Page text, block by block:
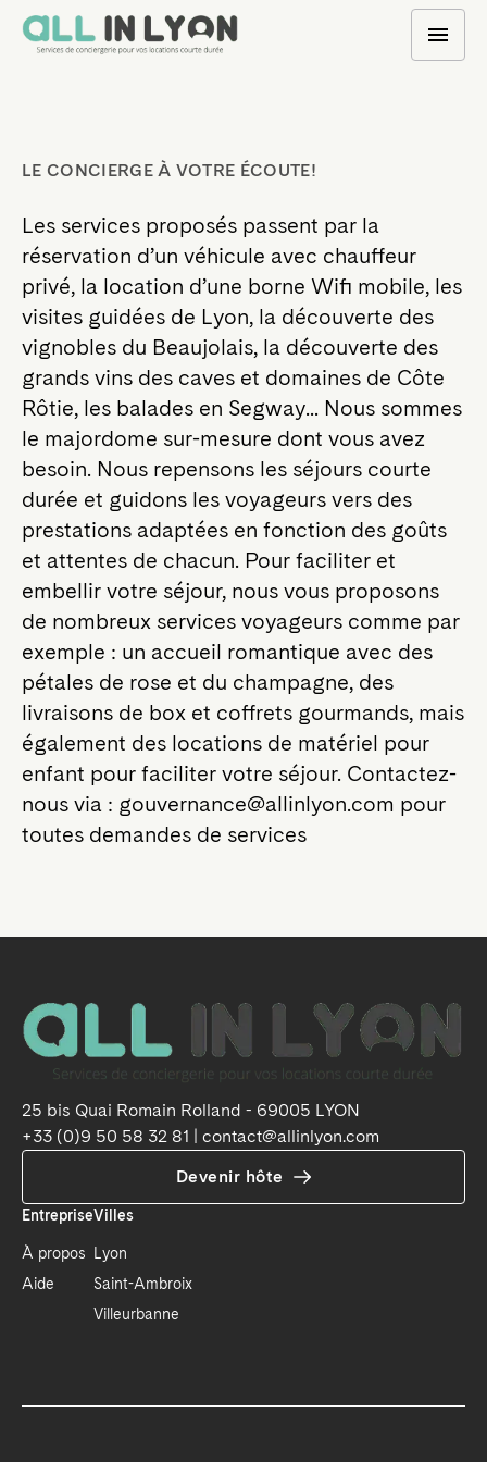
LE CONCIERGE À VOTRE ÉCOUTE!
Les services proposés passent par la
réservation d’un véhicule avec chauffeur
privé, la location d’une borne Wifi mobile, les
visites guidées de Lyon, la découverte des
vignobles du Beaujolais, la découverte des
grands vins des caves et domaines de Côte
Rôtie, les balades en Segway... Nous sommes
le majordome sur-mesure dont vous avez
besoin. Nous repensons les séjours courte
durée et guidons les voyageurs vers des
prestations adaptées en fonction des goûts
et attentes de chacun. Pour faciliter et
embellir votre séjour, nous vous proposons
de nombreux services voyageurs comme par
exemple : un accueil romantique avec des
pétales de rose et du champagne, des
livraisons de box et coffrets gourmands, mais
également des locations de matériel pour
enfant pour faciliter votre séjour. Contactez-
nous via : gouvernance@allinlyon.com pour
toutes demandes de services
25 bis Quai Romain Rolland - 69005 LYON
+33 (0)9 50 58 32 81 | contact@allinlyon.com
Devenir hôte
Entreprise
À propos
Aide
Villes
Lyon
Saint-Ambroix
Villeurbanne